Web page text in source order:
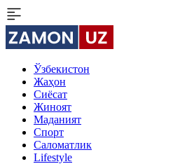
Ўзбекистон
Жаҳон
Сиёсат
Жиноят
Маданият
Спорт
Cаломатлик
Lifestyle